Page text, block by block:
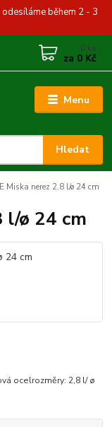
odesíláme během 2 - 3
Menu
Hledat
0 ks
za 0 Kč
Miska nerez 2.8 l/ø 24 cm
l/ø 24 cm
ocelrozměry: 2,8 l/ ø